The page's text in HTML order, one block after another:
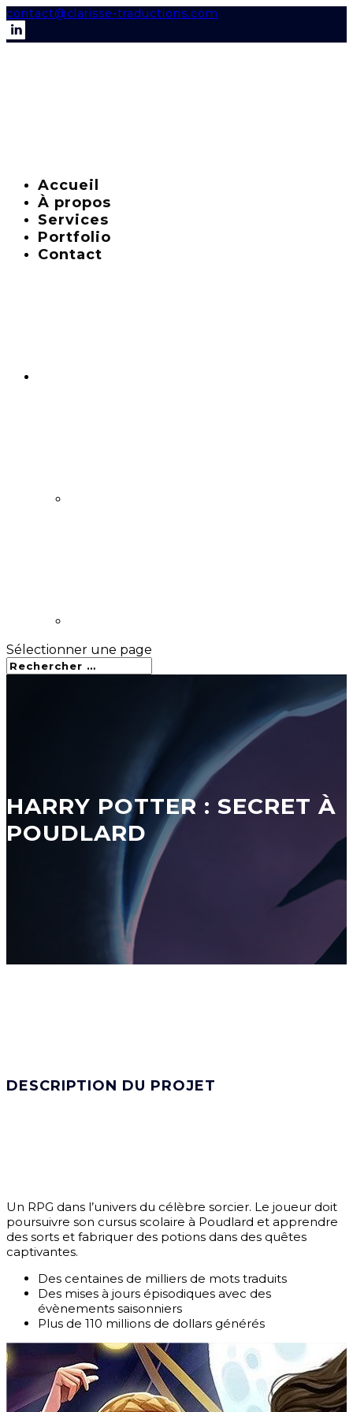
contact@clarisse-traductions.com
Accueil
À propos
Services
Portfolio
Contact
Sélectionner une page
HARRY POTTER : SECRET À
POUDLARD
DESCRIPTION DU PROJET
Un RPG dans l’univers du célèbre sorcier. Le joueur doit
poursuivre son cursus scolaire à Poudlard et apprendre
des sorts et fabriquer des potions dans des quêtes
captivantes.
Des centaines de milliers de mots traduits
Des mises à jours épisodiques avec des
évènements saisonniers
Plus de 110 millions de dollars générés